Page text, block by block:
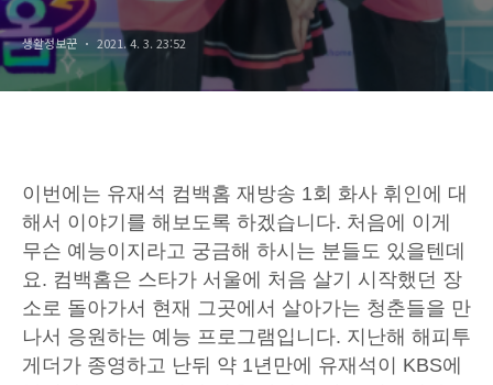
생활정보꾼 2021. 4. 3. 23:52
이번에는 유재석 컴백홈 재방송 1회 화사 휘인에 대
해서 이야기를 해보도록 하겠습니다. 처음에 이게
무슨 예능이지라고 궁금해 하시는 분들도 있을텐데
요. 컴백홈은 스타가 서울에 처음 살기 시작했던 장
소로 돌아가서 현재 그곳에서 살아가는 청춘들을 만
나서 응원하는 예능 프로그램입니다. 지난해 해피투
게더가 종영하고 난뒤 약 1년만에 유재석이 KBS에